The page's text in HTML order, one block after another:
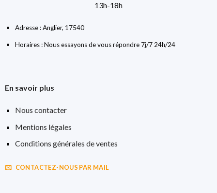
13h-18h
Adresse : Anglier, 17540
Horaires : Nous essayons de vous répondre 7j/7 24h/24
En savoir plus
Nous contacter
Mentions légales
Conditions générales de ventes
CONTACTEZ-NOUS PAR MAIL